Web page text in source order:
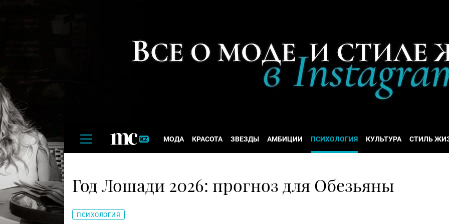
МОДА КРАСОТА ЗВЕЗДЫ АМБИЦИИ ПСИХОЛОГИЯ КУЛЬТУРА СТИЛЬ
Год Лошади 2026: прогноз для Обезьяны
ПСИХОЛОГИЯ